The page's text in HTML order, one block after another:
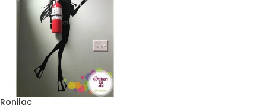
Ronilac